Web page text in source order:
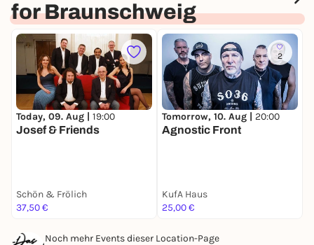
for Braunschweig
Today, 09. Aug | 19:00
Josef & Friends
Schön & Frölich
37,50 €
2
Tomorrow, 10. Aug | 20:00
Agnostic Front
KufA Haus
25,00 €
Noch mehr Events dieser Location-Page